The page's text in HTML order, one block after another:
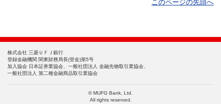
このページの先頭へ
株式会社 三菱ＵＦＪ銀行
登録金融機関 関東財務局長(登金)第5号
加入協会 日本証券業協会、一般社団法人 金融先物取引業協会、
一般社団法人 第二種金融商品取引業協会
© MUFG Bank, Ltd.
All rights reserved.